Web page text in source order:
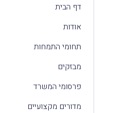
דף הבית
אודות
תחומי התמחות
מבזקים
פרסומי המשרד
מדורים מקצועיים